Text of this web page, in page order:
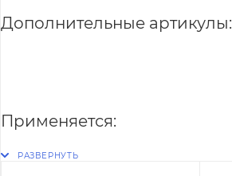
Дополнительные артикулы:
Применяется: